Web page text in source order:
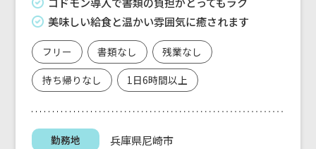
美味しい給食と温かい雰囲気に癒されます
フリー 書類なし
残業なし
持ち帰りなし
1日6時間以上
勤務地 兵庫県尼崎市